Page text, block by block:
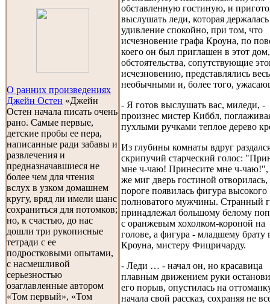
О ранних произведениях
Джейн Остен «Джейн
Остен начала писать очень
рано. Самые первые,
детские пробы ее пера,
написанные ради забавы и
развлечения и
предназначавшиеся не
более чем для чтения
вслух в узком домашнем
кругу, вряд ли имели шанс
сохраниться для потомков;
но, к счастью, до нас
дошли три рукописные
тетради с ее
подростковыми опытами,
с насмешливой
серьезностью
озаглавленные автором
«Том первый», «Том
обставленную гостиную, и
выслушать леди, которая
удивление спокойно, при том, что
исчезновение графа Кроуна, по
коего он был приглашен в этот
обстоятельства, сопутствующие
исчезновению, представлялись
необычными и, более того,
- Я готов выслушать вас, миледи, -
произнес мистер Киббл,
пухлыми ручками теплое дерево
Из глубины комнаты вдруг
скрипучий старческий голос:
мне ч-чаю! Принесите мне ч-чаю!",
же миг дверь гостиной отворилась,
пороге появилась фигура высокого
полноватого мужчины. Странный
принадлежал большому белому
с оранжевым хохолком-короной на
голове, а фигура - младшему брату
Кроуна, мистеру Фицричарду.
- Леди … - начал он, но красавица
плавным движением руки
его порыв, опустилась на
начала свой рассказ, сохраняя не